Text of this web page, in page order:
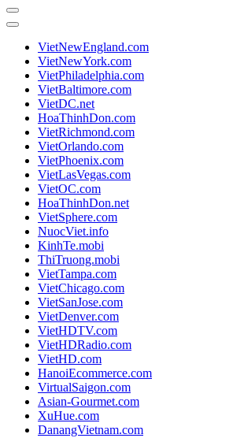
VietNewEngland.com
VietNewYork.com
VietPhiladelphia.com
VietBaltimore.com
VietDC.net
HoaThinhDon.com
VietRichmond.com
VietOrlando.com
VietPhoenix.com
VietLasVegas.com
VietOC.com
HoaThinhDon.net
VietSphere.com
NuocViet.info
KinhTe.mobi
ThiTruong.mobi
VietTampa.com
VietChicago.com
VietSanJose.com
VietDenver.com
VietHDTV.com
VietHDRadio.com
VietHD.com
HanoiEcommerce.com
VirtualSaigon.com
Asian-Gourmet.com
XuHue.com
DanangVietnam.com